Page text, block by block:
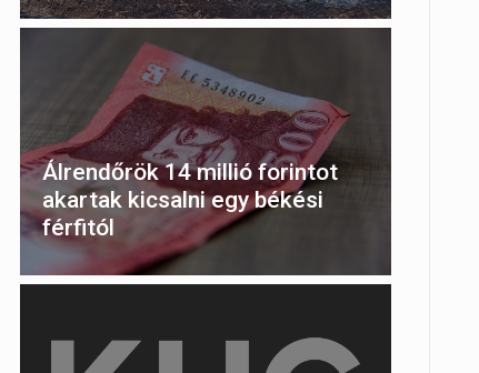
Álrendőrök 14 millió forintot
akartak kicsalni egy békési
férfitól